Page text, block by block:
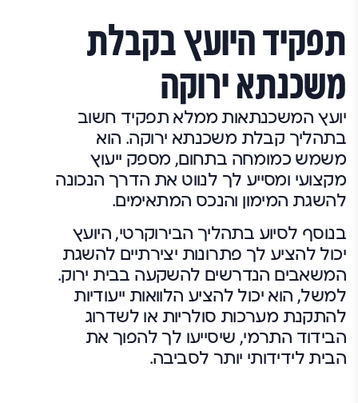
תפקיד היועץ בקבלת
משכנתא ירוקה
יועץ המשכנתאות ממלא תפקיד חשוב
בתהליך קבלת משכנתא ירוקה. הוא
משמש כמומחה בתחום, מספק ייעוץ
מקצועי ומסייע לך לנווט את הדרך הנכונה
להשגת המימון והנכס המתאימים.
בנוסף לסיוע בתהליך הבירוקרטי, היועץ
יכול להציע לך פתרונות יצירתיים להשגת
המשאבים הנדרשים להשקעה בבית ירוק.
למשל, הוא יכול להציע הלוואות ייעודיות
להתקנת מערכות סולריות או לשדרוג
הבידוד התרמי, שיסייעו לך להפוך את
הבית לידידותי יותר לסביבה.